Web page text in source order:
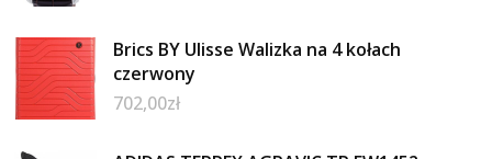
Brics BY Ulisse Walizka na 4 kołach
czerwony
702,00zł